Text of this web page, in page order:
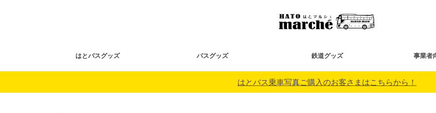
はとバスグッズ バスグッズ 鉄道グッズ 事業者
はとバス乗車写真ご購入のお客さまはこちらから！